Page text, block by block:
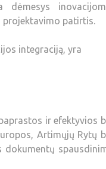
projektavimo patirtis.
integraciją, yra
ir efektyvios
Artimųjų Rytų
dokumentų